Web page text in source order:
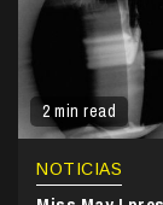
2 min read
NOTICIAS